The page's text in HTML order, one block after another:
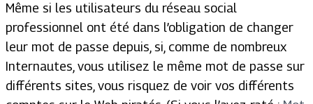
Même si les utilisateurs du réseau social
professionnel ont été dans l’obligation de changer
leur mot de passe depuis, si, comme de nombreux
Internautes, vous utilisez le même mot de passe sur
différents sites, vous risquez de voir vos différents